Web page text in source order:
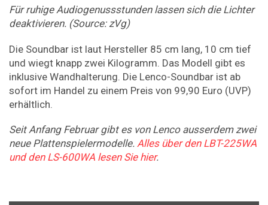
Für ruhige Audiogenussstunden lassen sich die Lichter
deaktivieren. (Source: zVg)
Die Soundbar ist laut Hersteller 85 cm lang, 10 cm tief
und wiegt knapp zwei Kilogramm. Das Modell gibt es
inklusive Wandhalterung. Die Lenco-Soundbar ist ab
sofort im Handel zu einem Preis von 99,90 Euro (UVP)
erhältlich.
Seit Anfang Februar gibt es von Lenco ausserdem zwei
neue Plattenspielermodelle. Alles über den LBT-225WA
und den LS-600WA lesen Sie hier.